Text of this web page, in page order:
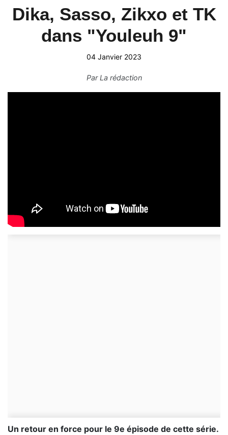
Dika, Sasso, Zikxo et TK
dans "Youleuh 9"
04 Janvier 2023
ParLa rédaction
Un retour en force pour le 9e épisode de cette série.